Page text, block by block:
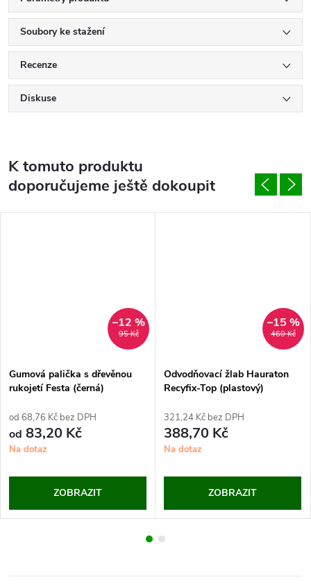
Soubory ke stažení
Recenze
Diskuse
K tomuto produktu
doporučujeme ještě dokoupit
95 Kč
–12 %
Gumová palička s dřevěnou
rukojetí Festa (černá)
od 68,76 Kč bez DPH
od 83,20 Kč
Na dotaz
ZOBRAZIT
460 Kč
–15 %
Odvodňovací žlab Hauraton
Recyfix-Top (plastový)
321,24 Kč bez DPH
388,70 Kč
Na dotaz
ZOBRAZIT